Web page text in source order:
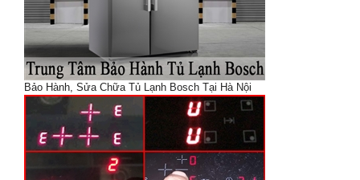
Bảo Hành, Sửa Chữa Tủ Lạnh Bosch Tại Hà Nội